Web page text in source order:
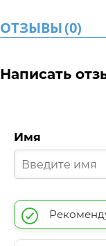
ОТЗЫВЫ(0)
Написать
Имя